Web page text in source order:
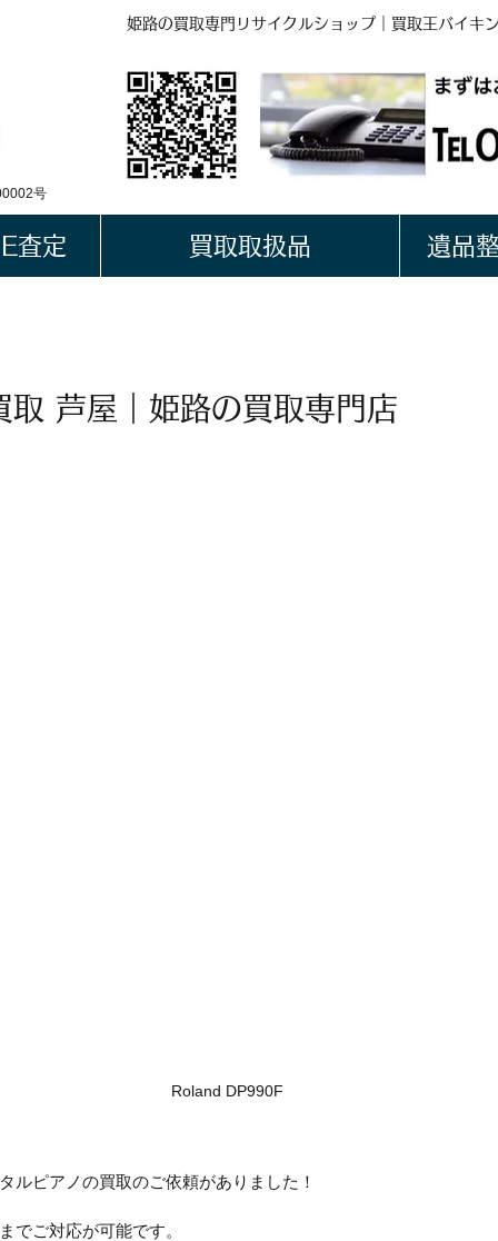
姫路の買取専門リサイクルショップ｜買取王バイキ
BUYKING
LINE QRコード
号
査定 買取取扱品 遺品
取 芦屋｜姫路の買取専門店
Roland DP990F
ルピアノの買取のご依頼がありました！
でご対応が可能です。